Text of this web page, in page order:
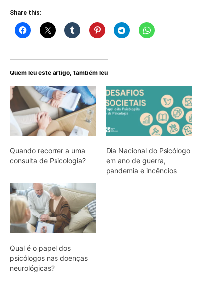
Share this:
Quem leu este artigo, também leu
Quando recorrer a uma
consulta de Psicologia?
Dia Nacional do Psicólogo
em ano de guerra,
pandemia e incêndios
Qual é o papel dos
psicólogos nas doenças
neurológicas?